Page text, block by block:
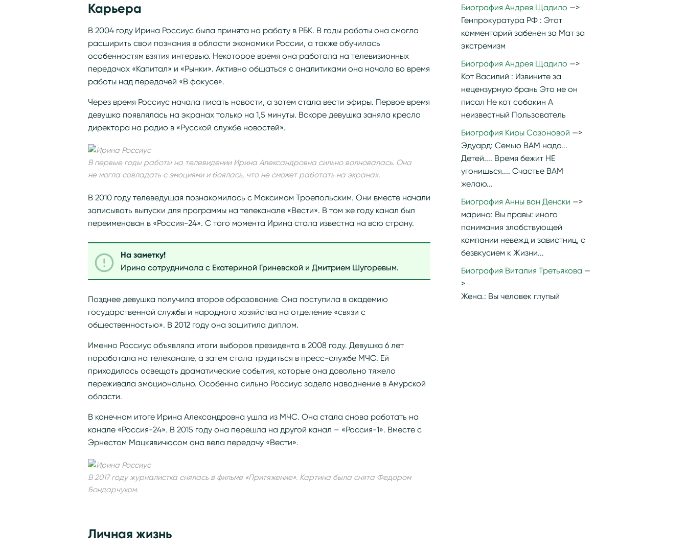
Карьера
В 2004 году Ирина Россиус была принята на работу в РБК. В годы работы она смогла
расширить свои познания в области экономики России, а также обучилась
особенностям взятия интервью. Некоторое время она работала на телевизионных
передачах «Капитал» и «Рынки». Активно общаться с аналитиками она начала во время
работы над передачей «В фокусе».
Через время Россиус начала писать новости, а затем стала вести эфиры. Первое время
девушка появлялась на экранах только на 1,5 минуты. Вскоре девушка заняла кресло
директора на радио в «Русской службе новостей».
В первые годы работы на телевидении Ирина Александровна сильно волновалась. Она
не могла совладать с эмоциями и боялась, что не сможет работать на экранах.
В 2010 году телеведущая познакомилась с Максимом Троепольским. Они вместе начали
записывать выпуски для программы на телеканале «Вести». В том же году канал был
переименован в «Россия-24». С того момента Ирина стала известна на всю страну.
На заметку!
Ирина сотрудничала с Екатериной Гриневской и Дмитрием Шугоревым.
Позднее девушка получила второе образование. Она поступила в академию
государственной службы и народного хозяйства на отделение «связи с
общественностью». В 2012 году она защитила диплом.
Именно Россиус объявляла итоги выборов президента в 2008 году. Девушка 6 лет
поработала на телеканале, а затем стала трудиться в пресс-службе МЧС. Ей
приходилось освещать драматические события, которые она довольно тяжело
переживала эмоционально. Особенно сильно Россиус задело наводнение в Амурской
области.
В конечном итоге Ирина Александровна ушла из МЧС. Она стала снова работать на
канале «Россия-24». В 2015 году она перешла на другой канал – «Россия-1». Вместе с
Эрнестом Мацкявичюсом она вела передачу «Вести».
В 2017 году журналистка снялась в фильме «Притяжение». Картина была снята Федором
Бондарчуком.
Личная жизнь
Биография Андрея Щадило
Генпрокуратура РФ : Этот
комментарий забенен за Мат за
экстремизм
Биография Андрея Щадило
Кот Василий : Извините за
нецензурную брань Это не он
писал Не кот собакин А
неизвестный Пользователь
Биография Киры Сазоновой
Эдуард: Семью ВАМ надо...
Детей.... Время бежит НЕ
угонишься.... Счастье ВАМ
желаю...
Биография Анны ван Денски
марина: Вы правы: иного
понимания злобствующей
компании невежд и завистниц, с
безвкусием к Жизни...
Биография Виталия Третьякова
Жена.: Вы человек глупый